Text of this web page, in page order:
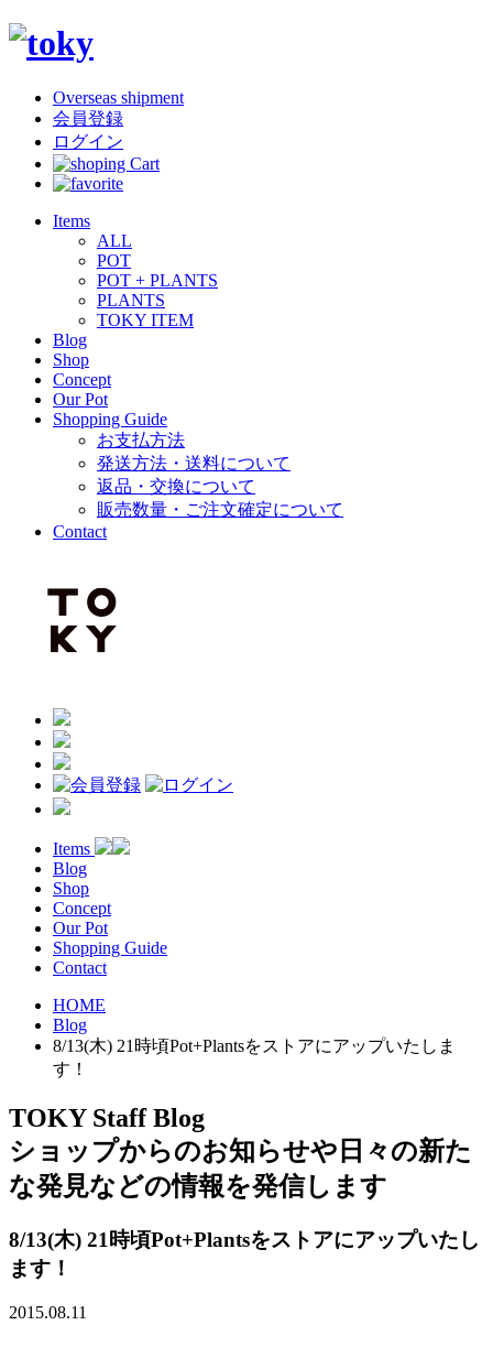
Overseas shipment
会員登録
ログイン
Items
ALL
POT
POT + PLANTS
PLANTS
TOKY ITEM
Blog
Shop
Concept
Our Pot
Shopping Guide
お支払方法
発送方法・送料について
返品・交換について
販売数量・ご注文確定について
Contact
Items
Blog
Shop
Concept
Our Pot
Shopping Guide
Contact
HOME
Blog
8/13(木) 21時頃Pot+Plantsをストアにアップいたしま
す！
TOKY Staff Blog
ショップからのお知らせや日々の新た
な発見などの情報を発信します
8/13(木) 21時頃Pot+Plantsをストアにアップいたし
ます！
2015.08.11